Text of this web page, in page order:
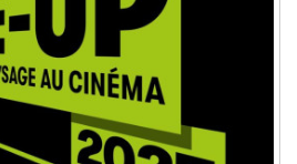
off
, opens subtitles
, selected